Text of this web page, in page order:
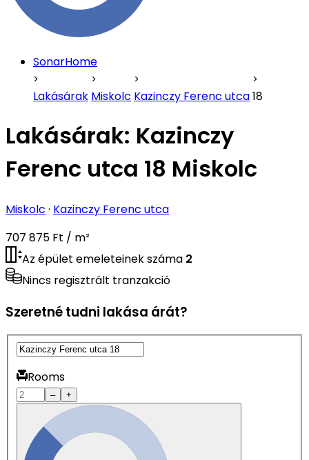
SonarHome
Lakásárak Miskolc Kazinczy Ferenc utca18
Lakásárak: Kazinczy
Ferenc utca 18 Miskolc
Miskolc · Kazinczy Ferenc utca
707 875 Ft / m²
Az épület emeleteinek száma 2
Nincs regisztrált tranzakció
Szeretné tudni lakása árát?
Rooms
– +